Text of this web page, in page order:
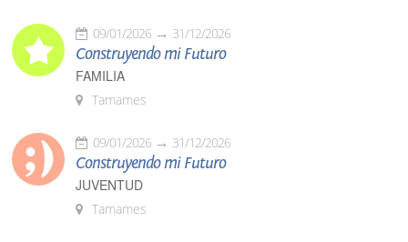
09/01/2026 31/12/2026
Construyendo mi Futuro
FAMILIA
Tamames
09/01/2026 31/12/2026
Construyendo mi Futuro
JUVENTUD
Tamames